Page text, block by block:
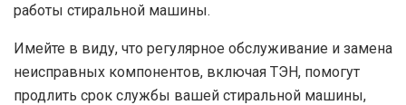
работы стиральной машины.
Имейте в виду, что регулярное обслуживание и замена
неисправных компонентов, включая ТЭН, помогут
продлить срок службы вашей стиральной машины,